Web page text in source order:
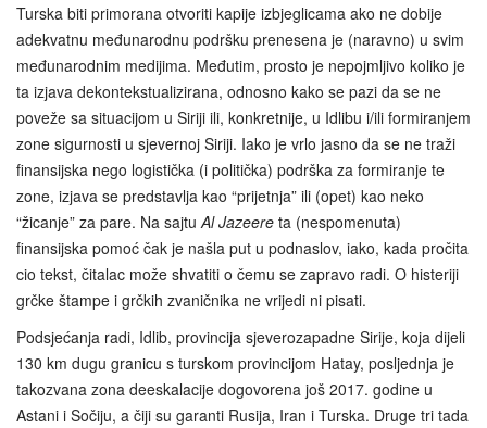
Turska biti primorana otvoriti kapije izbjeglicama ako ne dobije
adekvatnu međunarodnu podršku prenesena je (naravno) u svim
međunarodnim medijima. Međutim, prosto je nepojmljivo koliko je
ta izjava dekontekstualizirana, odnosno kako se pazi da se ne
poveže sa situacijom u Siriji ili, konkretnije, u Idlibu i/ili formiranjem
zone sigurnosti u sjevernoj Siriji. Iako je vrlo jasno da se ne traži
finansijska nego logistička (i politička) podrška za formiranje te
zone, izjava se predstavlja kao “prijetnja” ili (opet) kao neko
“žicanje” za pare. Na sajtu Al Jazeere ta (nespomenuta)
finansijska pomoć čak je našla put u podnaslov, iako, kada pročita
cio tekst, čitalac može shvatiti o čemu se zapravo radi. O histeriji
grčke štampe i grčkih zvaničnika ne vrijedi ni pisati.
Podsjećanja radi, Idlib, provincija sjeverozapadne Sirije, koja dijeli
130 km dugu granicu s turskom provincijom Hatay, posljednja je
takozvana zona deeskalacije dogovorena još 2017. godine u
Astani i Sočiju, a čiji su garanti Rusija, Iran i Turska. Druge tri tada